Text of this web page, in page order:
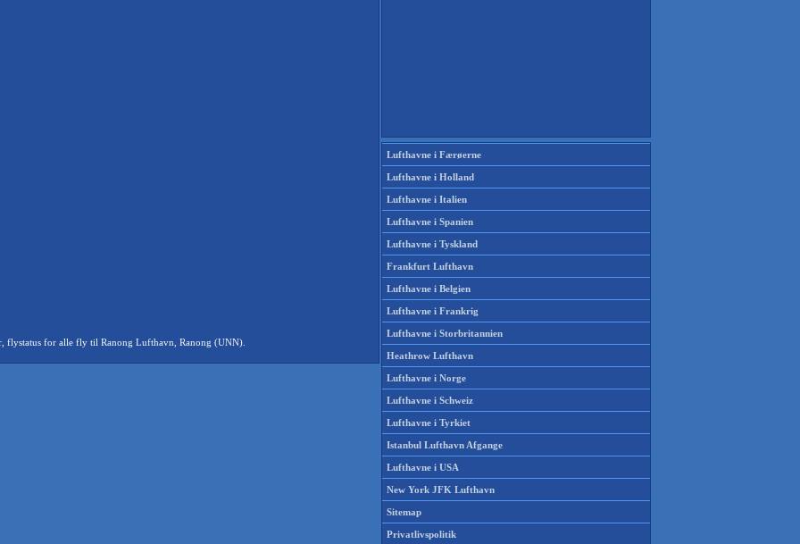
flystatus for alle fly til Ranong Lufthavn, Ranong (UNN).
Lufthavne i Færøerne
Lufthavne i Holland
Lufthavne i Italien
Lufthavne i Spanien
Lufthavne i Tyskland
Frankfurt Lufthavn
Lufthavne i Belgien
Lufthavne i Frankrig
Lufthavne i Storbritannien
Heathrow Lufthavn
Lufthavne i Norge
Lufthavne i Schweiz
Lufthavne i Tyrkiet
Istanbul Lufthavn Afgange
Lufthavne i USA
New York JFK Lufthavn
Sitemap
Privatlivspolitik